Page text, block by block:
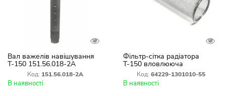
Вал важелів навішування
Т-150 151.56.018-2А
Код: 151.56.018-2А
В наявності
Фільтр-сітка радіатора
Т-150 вловлююча
Код: 64229-1301010-55
В наявності